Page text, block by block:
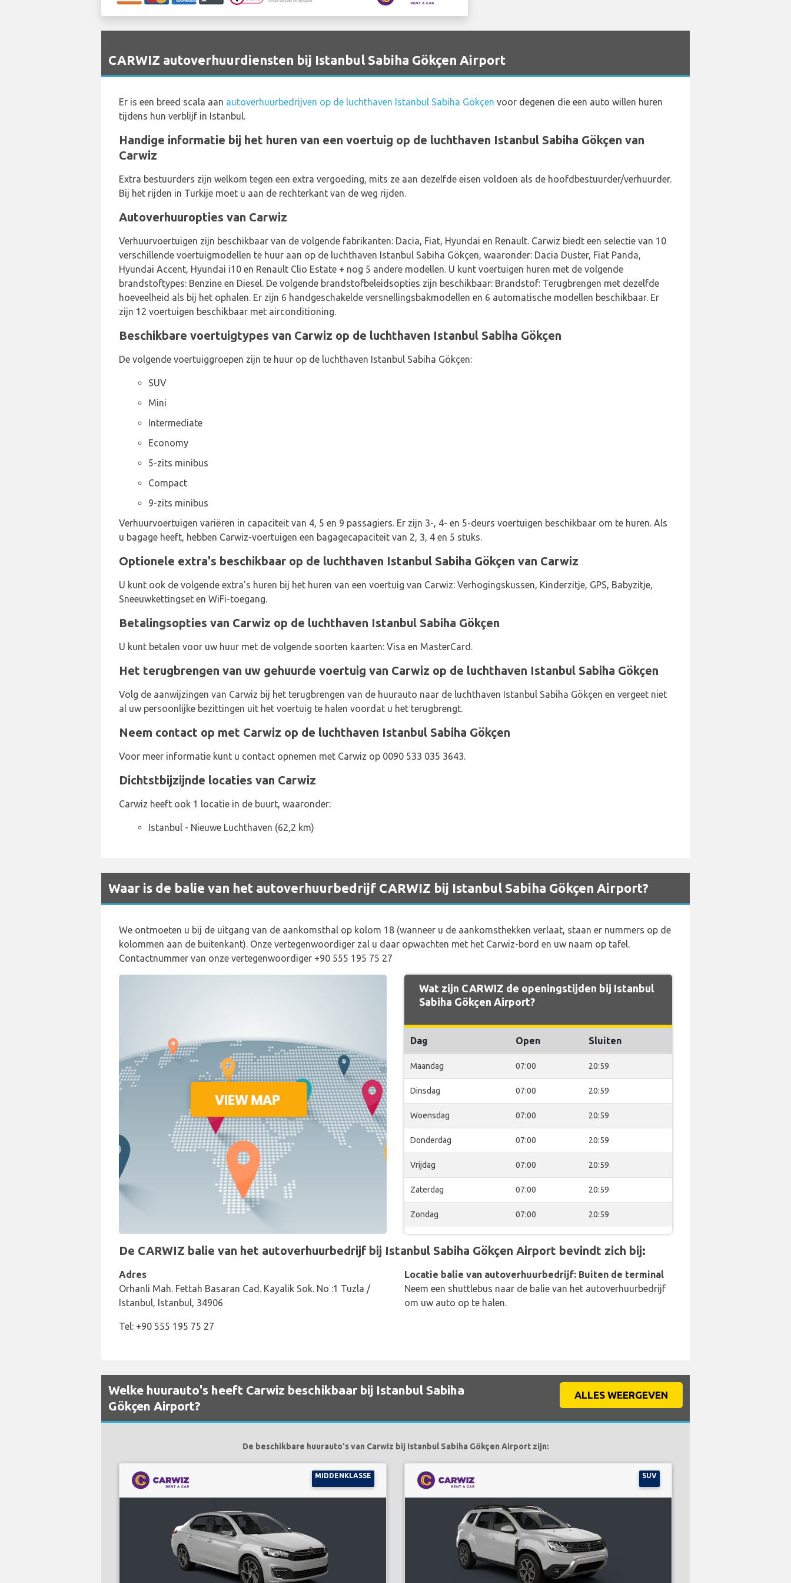
CARWIZ autoverhuurdiensten bij Istanbul Sabiha Gökçen Airport
Er is een breed scala aan autoverhuurbedrijven op de luchthaven Istanbul Sabiha Gökçen voor degenen die een auto willen huren
tijdens hun verblijf in Istanbul.
Handige informatie bij het huren van een voertuig op de luchthaven Istanbul Sabiha Gökçen van
Carwiz
Extra bestuurders zijn welkom tegen een extra vergoeding, mits ze aan dezelfde eisen voldoen als de hoofdbestuurder/verhuurder.
Bij het rijden in Turkije moet u aan de rechterkant van de weg rijden.
Autoverhuuropties van Carwiz
Verhuurvoertuigen zijn beschikbaar van de volgende fabrikanten: Dacia, Fiat, Hyundai en Renault. Carwiz biedt een selectie van 10
verschillende voertuigmodellen te huur aan op de luchthaven Istanbul Sabiha Gökçen, waaronder: Dacia Duster, Fiat Panda,
Hyundai Accent, Hyundai i10 en Renault Clio Estate + nog 5 andere modellen. U kunt voertuigen huren met de volgende
brandstoftypes: Benzine en Diesel. De volgende brandstofbeleidsopties zijn beschikbaar: Brandstof: Terugbrengen met dezelfde
hoeveelheid als bij het ophalen. Er zijn 6 handgeschakelde versnellingsbakmodellen en 6 automatische modellen beschikbaar. Er
zijn 12 voertuigen beschikbaar met airconditioning.
Beschikbare voertuigtypes van Carwiz op de luchthaven Istanbul Sabiha Gökçen
De volgende voertuiggroepen zijn te huur op de luchthaven Istanbul Sabiha Gökçen:
SUV
Mini
Intermediate
Economy
5-zits minibus
Compact
9-zits minibus
Verhuurvoertuigen variëren in capaciteit van 4, 5 en 9 passagiers. Er zijn 3-, 4- en 5-deurs voertuigen beschikbaar om te huren. Als
u bagage heeft, hebben Carwiz-voertuigen een bagagecapaciteit van 2, 3, 4 en 5 stuks.
Optionele extra's beschikbaar op de luchthaven Istanbul Sabiha Gökçen van Carwiz
U kunt ook de volgende extra's huren bij het huren van een voertuig van Carwiz: Verhogingskussen, Kinderzitje, GPS, Babyzitje,
Sneeuwkettingset en WiFi-toegang.
Betalingsopties van Carwiz op de luchthaven Istanbul Sabiha Gökçen
U kunt betalen voor uw huur met de volgende soorten kaarten: Visa en MasterCard.
Het terugbrengen van uw gehuurde voertuig van Carwiz op de luchthaven Istanbul Sabiha Gökçen
Volg de aanwijzingen van Carwiz bij het terugbrengen van de huurauto naar de luchthaven Istanbul Sabiha Gökçen en vergeet niet
al uw persoonlijke bezittingen uit het voertuig te halen voordat u het terugbrengt.
Neem contact op met Carwiz op de luchthaven Istanbul Sabiha Gökçen
Voor meer informatie kunt u contact opnemen met Carwiz op 0090 533 035 3643.
Dichtstbijzijnde locaties van Carwiz
Carwiz heeft ook 1 locatie in de buurt, waaronder:
Istanbul - Nieuwe Luchthaven (62,2 km)
Waar is de balie van het autoverhuurbedrijf CARWIZ bij Istanbul Sabiha Gökçen Airport?
We ontmoeten u bij de uitgang van de aankomsthal op kolom 18 (wanneer u de aankomsthekken verlaat, staan er nummers op de
kolommen aan de buitenkant). Onze vertegenwoordiger zal u daar opwachten met het Carwiz-bord en uw naam op tafel.
Contactnummer van onze vertegenwoordiger +90 555 195 75 27
Wat zijn CARWIZ de openingstijden bij Istanbul
Sabiha Gökçen Airport?
Dag Open Sluiten
Maandag 07:00 20:59
Dinsdag 07:00 20:59
Woensdag 07:00 20:59
Donderdag 07:00 20:59
Vrijdag 07:00 20:59
Zaterdag 07:00 20:59
Zondag 07:00 20:59
De CARWIZ balie van het autoverhuurbedrijf bij Istanbul Sabiha Gökçen Airport bevindt zich bij:
Adres
Orhanli Mah. Fettah Basaran Cad. Kayalik Sok. No :1 Tuzla /
Istanbul, Istanbul, 34906
Tel: +90 555 195 75 27
Locatie balie van autoverhuurbedrijf: Buiten de terminal
Neem een shuttlebus naar de balie van het autoverhuurbedrijf
om uw auto op te halen.
Welke huurauto's heeft Carwiz beschikbaar bij Istanbul Sabiha
Gökçen Airport?
ALLES WEERGEVEN
De beschikbare huurauto's van Carwiz bij Istanbul Sabiha Gökçen Airport zijn:
MIDDENKLASSE SUV